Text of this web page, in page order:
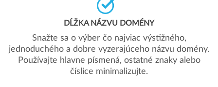
DĹŽKA NÁZVU DOMÉNY
Snažte sa o výber čo najviac výstižného,
jednoduchého a dobre vyzerajúceho názvu domény.
Používajte hlavne písmená, ostatné znaky alebo
číslice minimalizujte.